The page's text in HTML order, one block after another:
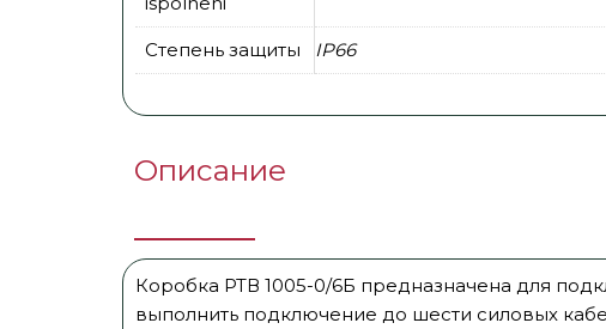
Степень защиты IP66
Описание
Коробка РТВ 1005-0/6Б предназначена для
выполнить подключение до шести силовых